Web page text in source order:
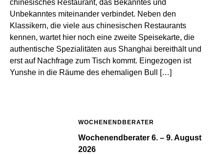
chinesisches Restaurant, das Bekanntes und
Unbekanntes miteinander verbindet. Neben den
Klassikern, die viele aus chinesischen Restaurants
kennen, wartet hier noch eine zweite Speisekarte, die
authentische Spezialitäten aus Shanghai bereithält und
erst auf Nachfrage zum Tisch kommt. Eingezogen ist
Yunshe in die Räume des ehemaligen Bull […]
WOCHENENDBERATER
Wochenendberater 6. – 9. August
2026